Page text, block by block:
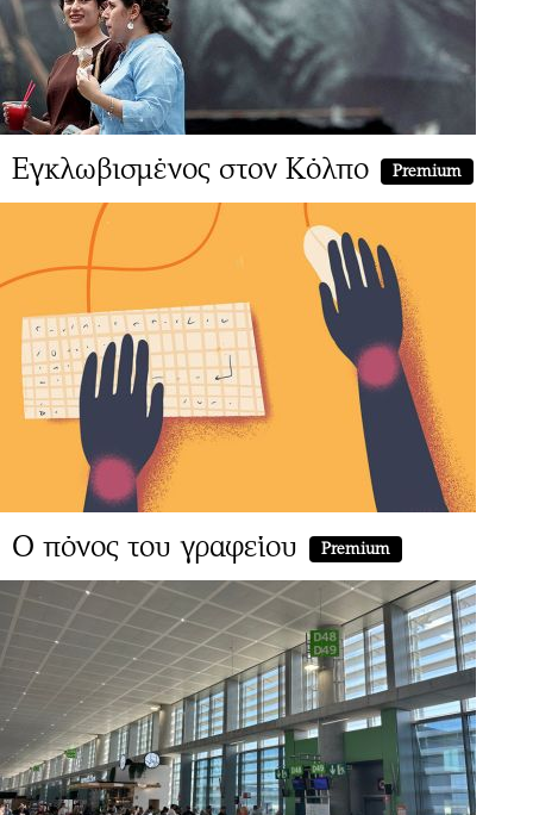
Εγκλωβισμένος στον Κόλπο Premium
Ο πόνος του γραφείου Premium